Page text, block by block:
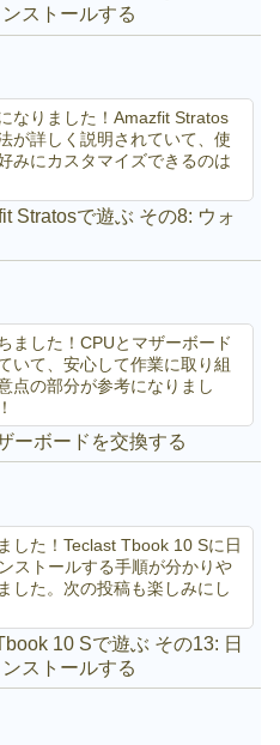
ストールする
なりました！Amazfit Stratos
が詳しく説明されていて、使
みにカスタマイズできるのは
Stratosで遊ぶ その8: ウォ
ました！CPUとマザーボード
いて、安心して作業に取り組
点の部分が参考になりまし
ーボードを交換する
した！Teclast Tbook 10 Sに日
ストールする手順が分かりや
した。次の投稿も楽しみにし
10 Sで遊ぶ その13: 日
ストールする